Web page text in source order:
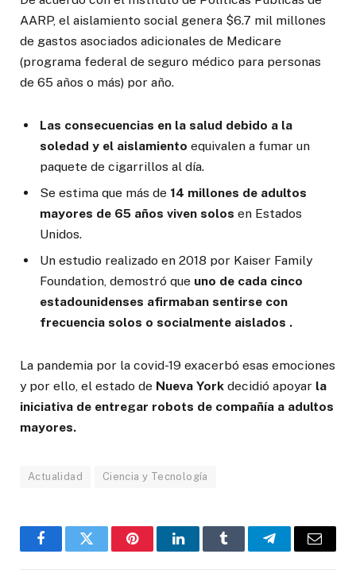
AARP, el aislamiento social genera $6.7 mil millones
de gastos asociados adicionales de Medicare
(programa federal de seguro médico para personas
de 65 años o más) por año.
Las consecuencias en la salud debido a la
soledad y el aislamiento equivalen a fumar un
paquete de cigarrillos al día.
Se estima que más de 14 millones de adultos
mayores de 65 años viven solos en Estados
Unidos.
Un estudio realizado en 2018 por Kaiser Family
Foundation, demostró que uno de cada cinco
estadounidenses afirmaban sentirse con
frecuencia solos o socialmente aislados .
La pandemia por la covid-19 exacerbó esas emociones
y por ello, el estado de Nueva York decidió apoyar la
iniciativa de entregar robots de compañía a adultos
mayores.
Actualidad Ciencia y Tecnología
FacebookTwitter PinterestLinkedInTumblr TelegramEmail